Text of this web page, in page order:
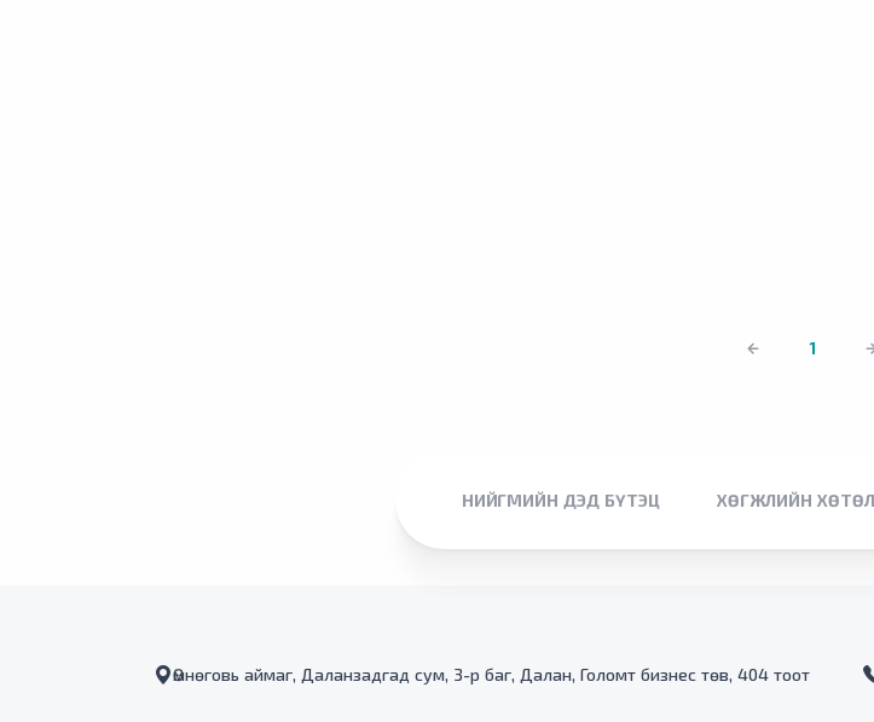
1
НИЙГМИЙН ДЭД БҮТЭЦ ХӨГЖЛИЙН
Өмнөговь аймаг, Даланзадгад сум, 3-р баг, Далан, Голомт бизнес төв, 404 тоот